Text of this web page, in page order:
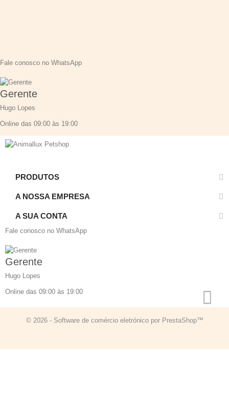
Fale conosco no WhatsApp
Gerente
Hugo Lopes
Online das 09:00 às 19:00
PRODUTOS
A NOSSA EMPRESA
A SUA CONTA
Fale conosco no WhatsApp
Gerente
Hugo Lopes
Online das 09:00 às 19:00
© 2026 - Software de comércio eletrónico por PrestaShop™